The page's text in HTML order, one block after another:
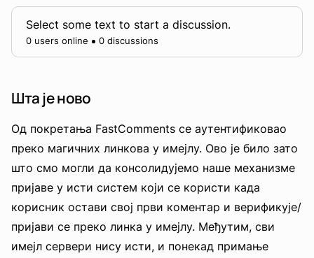
Select some text to start a discussion.
0 users online 0 discussions
Шта је ново
Од покретања FastComments се аутентификовао
преко магичних линкова у имејлу. Ово је било зато
што смо могли да консолидујемо наше механизме
пријаве у исти систем који се користи када
корисник остави свој први коментар и верификује/
пријави се преко линка у имејлу. Међутим, сви
имејл сервери нису исти, и понекад примање